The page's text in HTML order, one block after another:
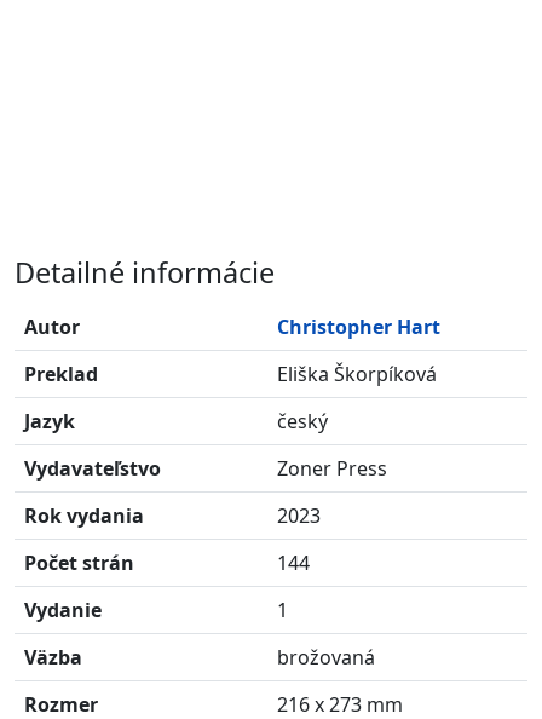
Detailné informácie
Autor
Christopher Hart
Preklad
Eliška Škorpíková
Jazyk
český
Vydavateľstvo
Zoner Press
Rok vydania
2023
Počet strán
144
Vydanie
1
Väzba
brožovaná
Rozmer
216 x 273 mm